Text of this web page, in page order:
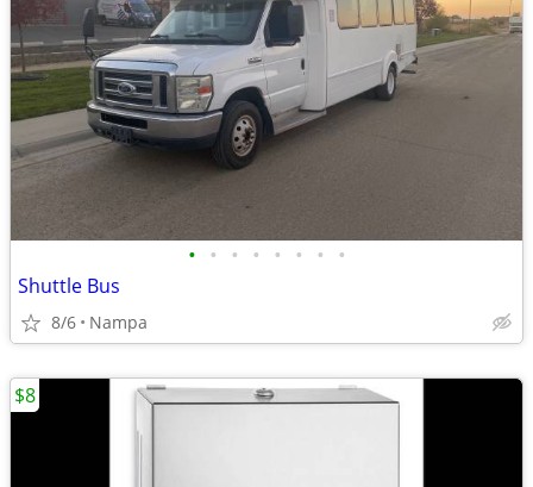
• • • • • • • •
Shuttle Bus
8/6 Nampa
$8